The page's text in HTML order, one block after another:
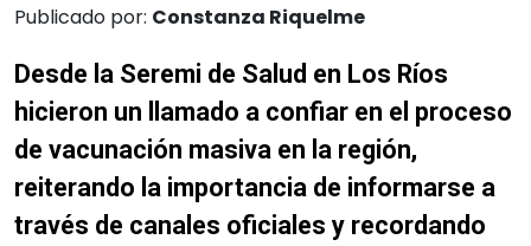
Publicado por: Constanza Riquelme
Desde la Seremi de Salud en Los Ríos
hicieron un llamado a confiar en el proceso
de vacunación masiva en la región,
reiterando la importancia de informarse a
través de canales oficiales y recordando